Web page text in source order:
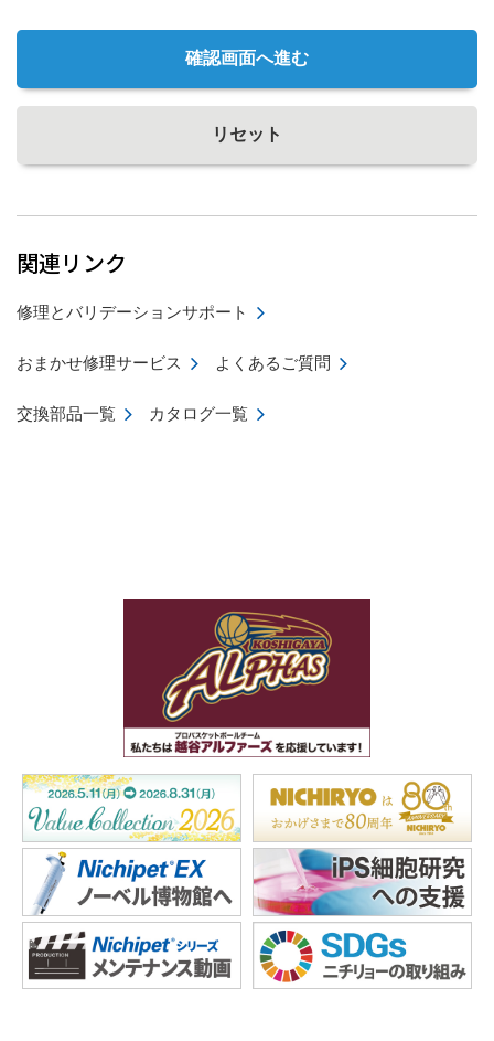
確認画面へ進む
リセット
関連リンク
修理とバリデーションサポート
おまかせ修理サービス よくあるご質問
交換部品一覧 カタログ一覧